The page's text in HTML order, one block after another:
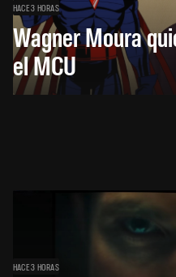
HACE 3 HORAS
Wagner Moura
el MCU
HACE 3 HORAS